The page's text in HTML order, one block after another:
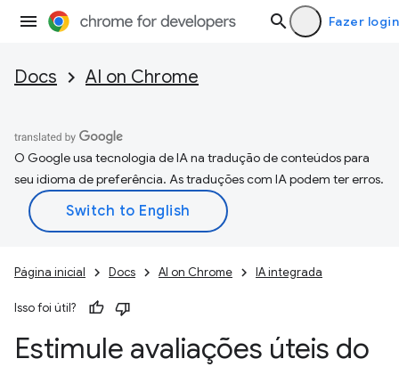
Fazer login
Docs AI on Chrome
O Google usa tecnologia de IA na tradução de conteúdos para
seu idioma de preferência. As traduções com IA podem ter erros.
Página inicial Docs AI on Chrome IA integrada
Isso foi útil?
Estimule avaliações úteis do